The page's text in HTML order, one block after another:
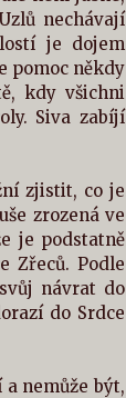
nechávají
je dojem
pomoc někdy
kdy všichni
Siva zabíjí
zjistit, co je
zrozená ve
je podstatně
Zřeců. Podle
návrat do
do Srdce
nemůže být,